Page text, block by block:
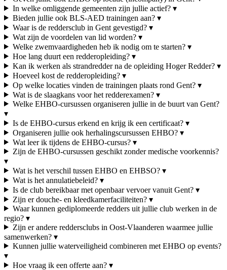
In welke omliggende gemeenten zijn jullie actief? ▾
Bieden jullie ook BLS-AED trainingen aan? ▾
Waar is de reddersclub in Gent gevestigd? ▾
Wat zijn de voordelen van lid worden? ▾
Welke zwemvaardigheden heb ik nodig om te starten? ▾
Hoe lang duurt een redderopleiding? ▾
Kan ik werken als strandredder na de opleiding Hoger Redder? ▾
Hoeveel kost de redderopleiding? ▾
Op welke locaties vinden de trainingen plaats rond Gent? ▾
Wat is de slaagkans voor het redderexamen? ▾
Welke EHBO-cursussen organiseren jullie in de buurt van Gent?
▾
Is de EHBO-cursus erkend en krijg ik een certificaat? ▾
Organiseren jullie ook herhalingscursussen EHBO? ▾
Wat leer ik tijdens de EHBO-cursus? ▾
Zijn de EHBO-cursussen geschikt zonder medische voorkennis?
▾
Wat is het verschil tussen EHBO en EHBSO? ▾
Wat is het annulatiebeleid? ▾
Is de club bereikbaar met openbaar vervoer vanuit Gent? ▾
Zijn er douche- en kleedkamerfaciliteiten? ▾
Waar kunnen gediplomeerde redders uit jullie club werken in de
regio? ▾
Zijn er andere reddersclubs in Oost-Vlaanderen waarmee jullie
samenwerken? ▾
Kunnen jullie waterveiligheid combineren met EHBO op events?
▾
Hoe vraag ik een offerte aan? ▾